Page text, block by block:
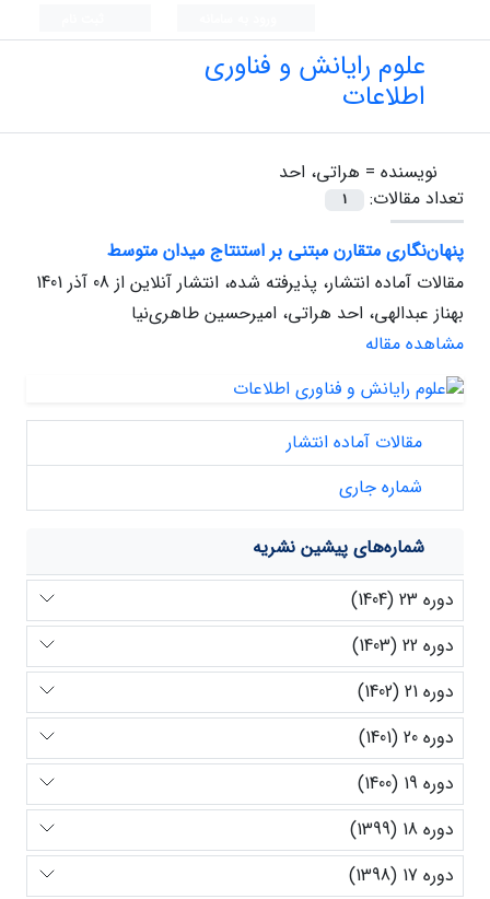
علوم رایانش و فناوری
اطلاعات
نویسنده = هراتی، احد
تعداد مقالات:
1
پنهان‌نگاری متقارن مبتنی بر استنتاج میدان متوسط
مقالات آماده انتشار، پذیرفته شده، انتشار آنلاین از 08 آذر 1401
بهناز عبدالهی، احد هراتی، امیرحسین طاهری‌نیا
مشاهده مقاله
مقالات آماده انتشار
شماره جاری
شماره‌های پیشین نشریه
دوره 23 (1404)
دوره 22 (1403)
دوره 21 (1402)
دوره 20 (1401)
دوره 19 (1400)
دوره 18 (1399)
دوره 17 (1398)